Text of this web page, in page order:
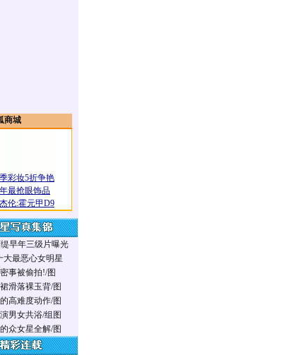
商城
彩妆5折争艳
最抢眼饰品
伦:霍元甲D9
大最恶心女明星
事被偷拍!/图
滑落裸玉背/图
高难度动作/图
男女共浴/组图
众女星全解/图